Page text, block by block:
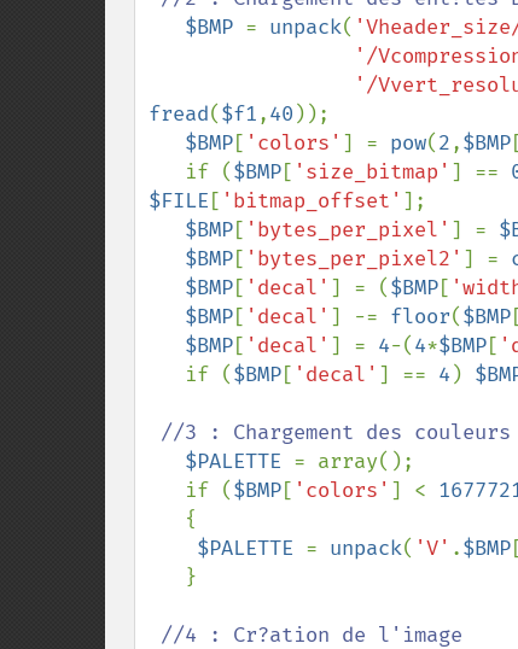
$BMP = unpack(
'/
'/
fread($f1,40 ));
$BMP[ 'colors' ] = pow(2,$BMP
   if (
$BMP[ 'size_bitmap' ] ==
$FILE [ 'bitmap_offset' ];
$BMP[ 'bytes_per_pixel' ] =
$BMP[ 'bytes_per_pixel2' ] =
$BMP[ 'decal' ] = ($BMP[
$BMP[ 'decal' ] -= floor($BMP
$BMP[ 'decal' ] = 4-(4*$BMP[
   if (
$BMP[ 'decal' ] == 4 )
//3 : Chargement des
$PALETTE = array();
   if (
$BMP[ 'colors' ] <
$PALETTE = unpack( 'V' .$BMP
//4 : Cr?ation de l'image